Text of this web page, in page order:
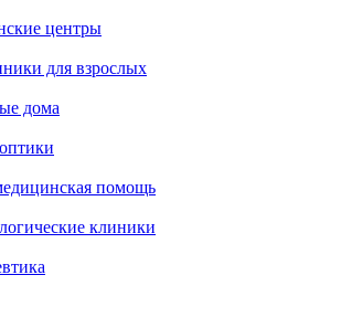
центры
для взрослых
дома
помощь
клиники